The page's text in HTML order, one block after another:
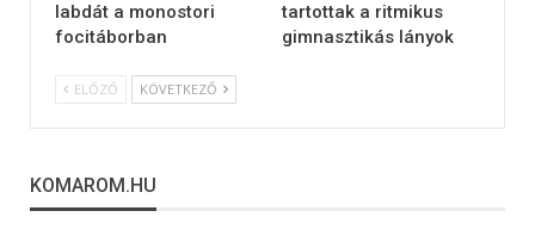
labdát a monostori
focitáborban
tartottak a ritmikus
gimnasztikás lányok
ELŐZŐ KÖVETKEZŐ
KOMAROM.HU